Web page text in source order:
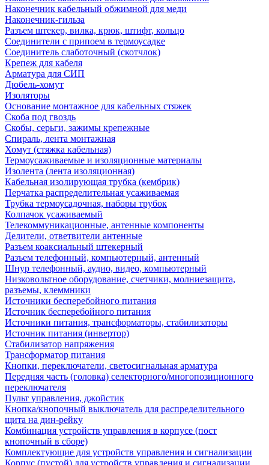
Наконечник кабельный обжимной для меди
Наконечник-гильза
Разъем штекер, вилка, крюк, штифт, кольцо
Соединители с припоем в термоусадке
Соединитель слаботочный (скотчлок)
Крепеж для кабеля
Арматура для СИП
Дюбель-хомут
Изоляторы
Основание монтажное для кабельных стяжек
Скоба под гвоздь
Скобы, серьги, зажимы крепежные
Спираль, лента монтажная
Хомут (стяжка кабельная)
Термоусаживаемые и изоляционные материалы
Изолента (лента изоляционная)
Кабельная изолирующая трубка (кембрик)
Перчатка распределительная усаживаемая
Трубка термоусадочная, наборы трубок
Колпачок усаживаемый
Телекоммуникационные, антенные компоненты
Делители, ответвители антенные
Разъем коаксиальный штекерный
Разъем телефонный, компьютерный, антенный
Шнур телефонный, аудио, видео, компьютерный
Низковольтное оборудование, счетчики, молниезащита,
разъемы, клеммники
Источники бесперебойного питания
Источник бесперебойного питания
Источники питания, трансформаторы, стабилизаторы
Источник питания (инвертор)
Стабилизатор напряжения
Трансформатор питания
Кнопки, переключатели, светосигнальная арматура
Передняя часть (головка) селекторного/многопозиционного
переключателя
Пульт управления, джойстик
Кнопка/кнопочный выключатель для распределительного
щита на дин-рейку
Комбинация устройств управления в корпусе (пост
кнопочный в сборе)
Комплектующие для устройств управления и сигнализации
Корпус (пустой) для устройств управления и сигнализации